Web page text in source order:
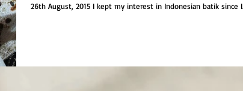
26th August, 2015 I kept my interest in Indonesian batik since